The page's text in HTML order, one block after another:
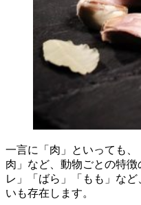
一言に「肉」といっても
肉」など、動物ごとの特
レ」「ばら」「もも」な
いも存在します。